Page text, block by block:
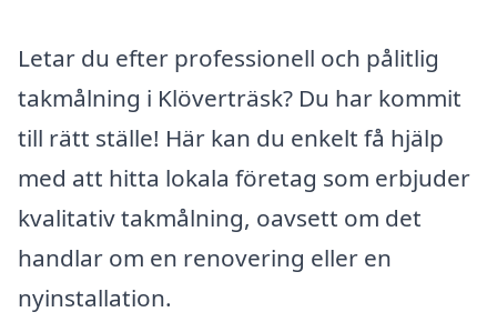
Letar du efter professionell och pålitlig
takmålning i Klöverträsk? Du har kommit
till rätt ställe! Här kan du enkelt få hjälp
med att hitta lokala företag som erbjuder
kvalitativ takmålning, oavsett om det
handlar om en renovering eller en
nyinstallation.